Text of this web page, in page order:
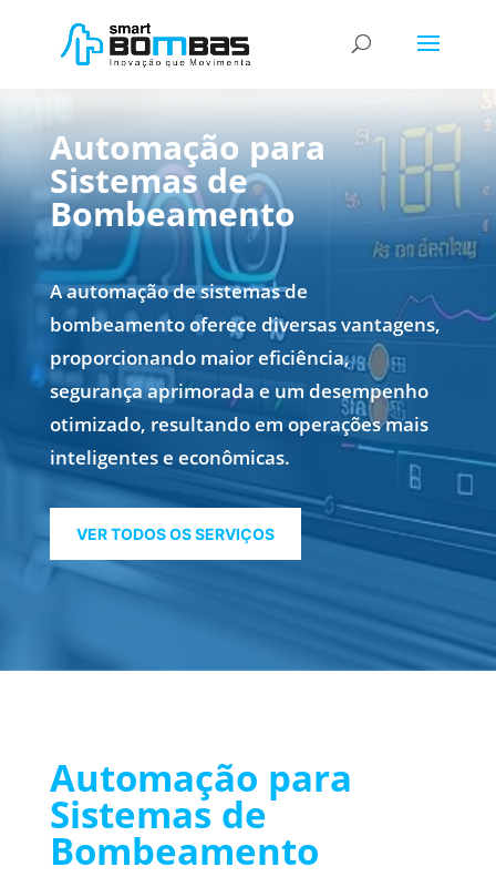
Automação para
Sistemas de
Bombeamento
A automação de sistemas de
bombeamento oferece diversas vantagens,
proporcionando maior eficiência,
segurança aprimorada e um desempenho
otimizado, resultando em operações mais
inteligentes e econômicas.
VER TODOS OS SERVIÇOS
Automação para
Sistemas de
Bombeamento